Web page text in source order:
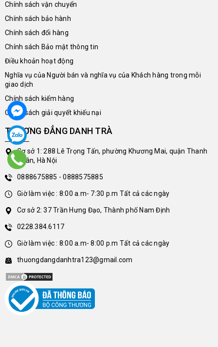
Chính sách vận chuyển
Chính sách bảo hành
Chính sách đổi hàng
Chính sách Bảo mật thông tin
Điều khoản hoạt động
Nghĩa vụ của Người bán và nghĩa vụ của Khách hàng trong mỗi
giao dịch
Chính sách kiểm hàng
Chính sách giải quyết khiếu nại
THƯỢNG ĐẲNG DANH TRÀ
Cơ sở 1: 288 Lê Trọng Tấn, phường Khương Mai, quận Thanh
Xuân, Hà Nội
0888675885 - 0888575885
Giờ làm việc : 8:00 a.m- 7:30 p.m Tất cả các ngày
Cơ sở 2: 37 Trần Hưng Đạo, Thành phố Nam Định
0228.384.6117
Giờ làm việc : 8:00 a.m- 8:00 p.m Tất cả các ngày
thuongdangdanhtra123@gmail.com